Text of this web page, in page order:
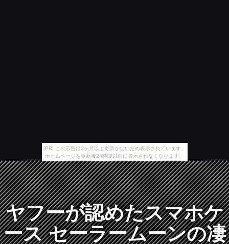
[PR] この広告は3ヶ月以上更新がないため表示されています。
ホームページを更新後24時間以内に表示されなくなります。
ヤフーが認めたスマホケ
ース セーラームーンの凄